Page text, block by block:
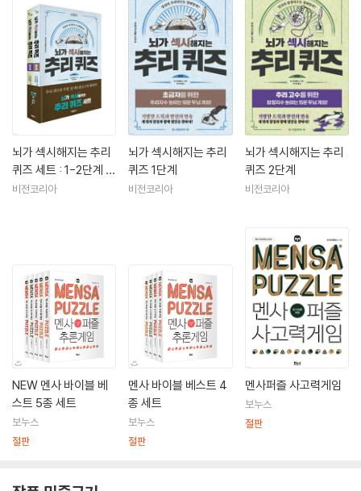
뇌가 섹시해지는 추리
퀴즈 세트 : 1-2단계 세
트
비전코리아
뇌가 섹시해지는 추리
퀴즈 1단계
비전코리아
뇌가 섹시해지는 추리
퀴즈 2단계
비전코리아
NEW 멘사 바이블 베
스트 5종 세트
보누스
절판
멘사 바이블 베스트 4
종 세트
보누스
절판
멘사퍼즐 사고력게임
보누스
절판